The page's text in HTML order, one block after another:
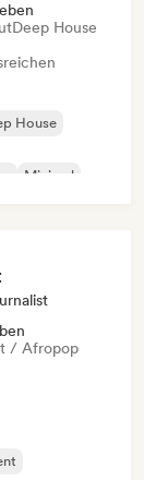
Deep House
House
Minimal
/ Afropop